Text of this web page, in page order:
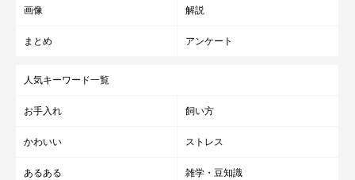
画像 解説
まとめ アンケート
人気キーワード一覧
お手入れ 飼い方
かわいい ストレス
あるある 雑学・豆知識